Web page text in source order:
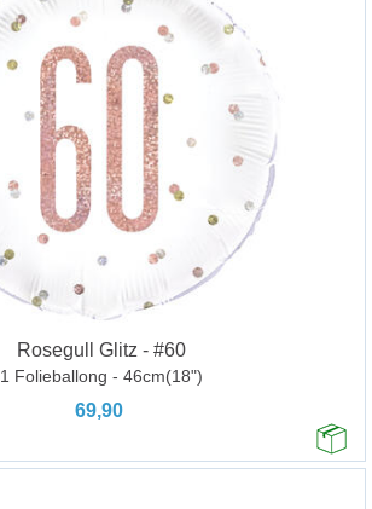
Rosegull Glitz - #60
1 Folieballong - 46cm(18")
69,90